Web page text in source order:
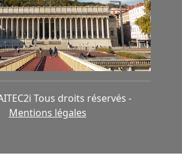
Tous droits réservés -
Mentions légales